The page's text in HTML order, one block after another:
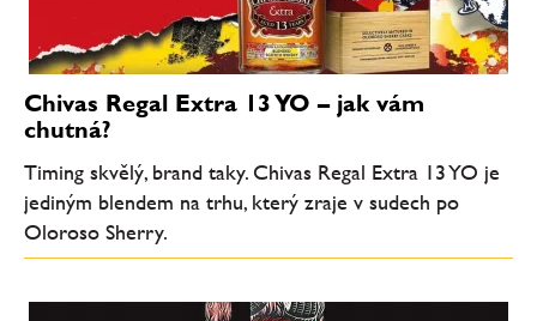
Chivas Regal Extra 13 YO – jak vám
chutná?
Timing skvělý, brand taky. Chivas Regal Extra 13 YO je
jediným blendem na trhu, který zraje v sudech po
Oloroso Sherry.